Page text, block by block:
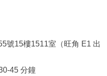
號15樓1511室（旺角 E1 出
45 分鐘